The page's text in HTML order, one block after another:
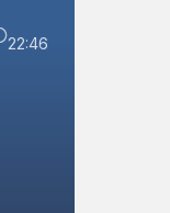
22:46